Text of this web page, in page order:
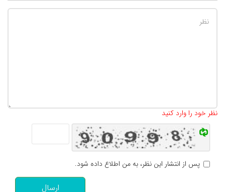
نظر خود را وارد کنید
پس از انتشار این نظر، به من اطلاع داده شود.
ارسال